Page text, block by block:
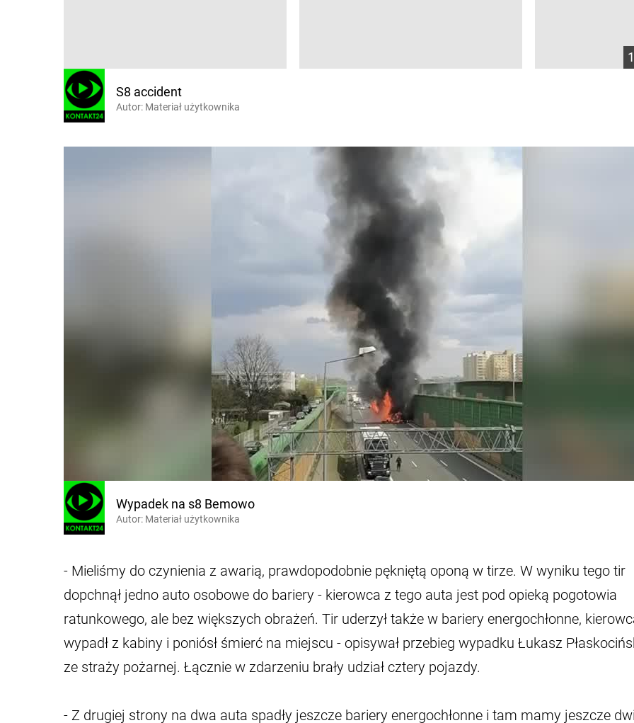
1
S8 accident
Autor: Materiał użytkownika
Wypadek na s8 Bemowo
Autor: Materiał użytkownika
- Mieliśmy do czynienia z awarią, prawdopodobnie pękniętą oponą w tirze. W wyniku tego tir
dopchnął jedno auto osobowe do bariery - kierowca z tego auta jest pod opieką pogotowia
ratunkowego, ale bez większych obrażeń. Tir uderzył także w bariery energochłonne,
wypadł z kabiny i poniósł śmierć na miejscu - opisywał przebieg wypadku Łukasz
ze straży pożarnej. Łącznie w zdarzeniu brały udział cztery pojazdy.
- Z drugiej strony na dwa auta spadły jeszcze bariery energochłonne i tam mamy jeszcze